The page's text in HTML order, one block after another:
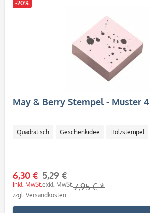
-20%
May & Berry Stempel - Muster 4
Quadratisch Geschenkidee Holzstempel
6,30 €
inkl. MwSt.
5,29 €
exkl. MwSt.7,95 € *
zzgl. Versandkosten